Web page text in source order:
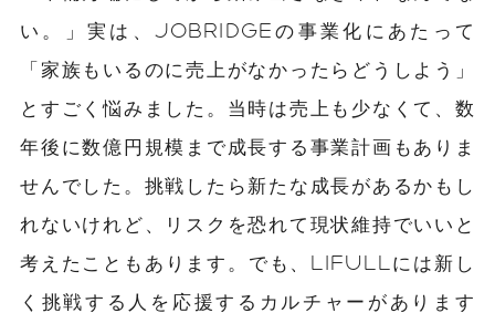
い。」実は、JOBRIDGEの事業化にあたって
「家族もいるのに売上がなかったらどうしよう」
とすごく悩みました。当時は売上も少なくて、数
年後に数億円規模まで成長する事業計画もありま
せんでした。挑戦したら新たな成長があるかもし
れないけれど、リスクを恐れて現状維持でいいと
考えたこともあります。でも、LIFULLには新し
く挑戦する人を応援するカルチャーがあります